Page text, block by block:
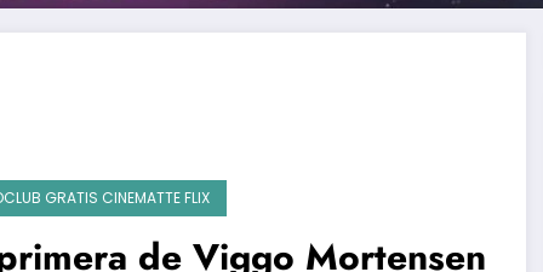
GRATIS CINEMATTE FLIX
de Viggo Mortensen